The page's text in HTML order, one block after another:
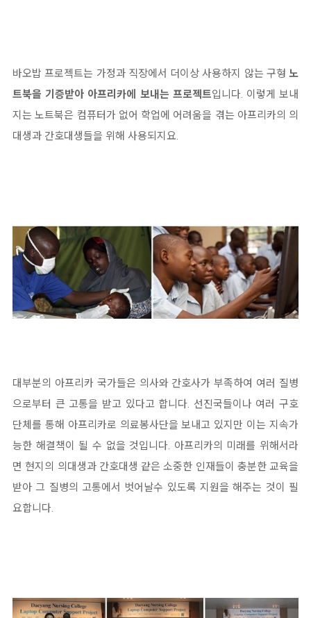
바오밥 프로젝트는 가정과 직장에서 더이상 사용하지 않는 구형 노
트북을 기증받아 아프리카에 보내는 프로젝트입니다. 이렇게 보내
지는 노트북은 컴퓨터가 없어 학업에 어려움을 겪는 아프리카의 의
대생과 간호대생들을 위해 사용되지요.
대부분의 아프리카 국가들은 의사와 간호사가 부족하여 여러 질병
으로부터 큰 고통을 받고 있다고 합니다. 선진국들이나 여러 구호
단체를 통해 아프리카로 의료봉사단을 보내고 있지만 이는 지속가
능한 해결책이 될 수 없을 것입니다. 아프리카의 미래를 위해서라
면 현지의 의대생과 간호대생 같은 소중한 인재들이 충분한 교육을
받아 그 질병의 고통에서 벗어날수 있도록 지원을 해주는 것이 필
요합니다.